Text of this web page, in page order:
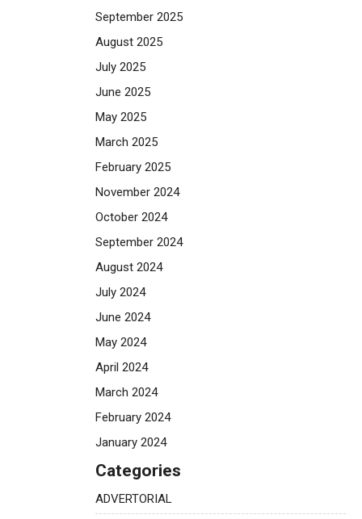
September 2025
August 2025
July 2025
June 2025
May 2025
March 2025
February 2025
November 2024
October 2024
September 2024
August 2024
July 2024
June 2024
May 2024
April 2024
March 2024
February 2024
January 2024
Categories
ADVERTORIAL